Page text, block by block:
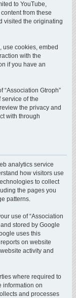
to YouTube,
from these
visited the originating
use cookies, embed
with the
if you have an
“Association Gtroph”
of the
the privacy and
with through
analytics service
how visitors use
to collect
the pages you
patterns.
use of “Association
stored by Google
uses this
on website
activity and
where required to
information on
and processes